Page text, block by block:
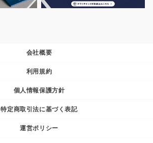
会社概要
利用規約
個人情報保護方針
特定商取引法に基づく表記
運営ポリシー